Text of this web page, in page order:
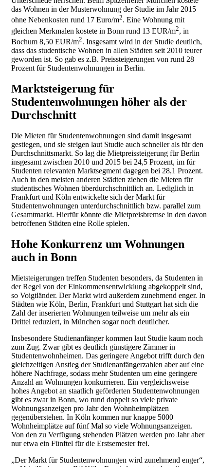
das Wohnen in der Musterwohnung der Studie im Jahr 2015
ohne Nebenkosten rund 17 Euro/m2. Eine Wohnung mit
gleichen Merkmalen kostete in Bonn rund 13 EUR/m2, in
Bochum 8,50 EUR/m2. Insgesamt wird in der Studie deutlich,
dass das studentische Wohnen in allen Städten seit 2010 teurer
geworden ist. So gab es z.B. Preissteigerungen von rund 28
Prozent für Studentenwohnungen in Berlin.
Marktsteigerung für
Studentenwohnungen höher als der
Durchschnitt
Die Mieten für Studentenwohnungen sind damit insgesamt
gestiegen, und sie steigen laut Studie auch schneller als für den
Durchschnittsmarkt. So lag die Mietpreissteigerung für Berlin
insgesamt zwischen 2010 und 2015 bei 24,5 Prozent, im für
Studenten relevanten Marktsegment dagegen bei 28,1 Prozent.
Auch in den meisten anderen Städten ziehen die Mieten für
studentisches Wohnen überdurchschnittlich an. Lediglich in
Frankfurt und Köln entwickelte sich der Markt für
Studentenwohnungen unterdurchschnittlich bzw. parallel zum
Gesamtmarkt. Hierfür könnte die Mietpreisbremse in den davon
betroffenen Städten eine Rolle spielen.
Hohe Konkurrenz um Wohnungen
auch in Bonn
Mietsteigerungen treffen Studenten besonders, da Studenten in
der Regel von der Einkommensentwicklung abgekoppelt sind,
so Voigtländer. Der Markt wird außerdem zunehmend enger. In
Städten wie Köln, Berlin, Frankfurt und Stuttgart hat sich die
Zahl der inserierten Wohnungen teilweise um mehr als ein
Drittel reduziert, in München sogar noch deutlicher.
Insbesondere Studienanfänger kommen laut Studie kaum noch
zum Zug. Zwar gibt es deutlich günstigere Zimmer in
Studentenwohnheimen. Das geringere Angebot trifft durch den
gleichzeitigen Anstieg der Studienanfängerzahlen aber auf eine
höhere Nachfrage, sodass mehr Studenten um eine geringere
Anzahl an Wohnungen konkurrieren. Ein vergleichsweise
hohes Angebot an staatlich geförderten Studentenwohnungen
gibt es zwar in Bonn, wo rund doppelt so viele private
Wohnungsanzeigen pro Jahr den Wohnheimplätzen
gegenüberstehen. In Köln kommen nur knappe 5000
Wohnheimplätze auf fünf Mal so viele Wohnungsanzeigen.
Von den zu Verfügung stehenden Plätzen werden pro Jahr aber
nur etwa ein Fünftel für die Erstsemester frei.
„Der Markt für Studentenwohnungen wird zunehmend enger“,